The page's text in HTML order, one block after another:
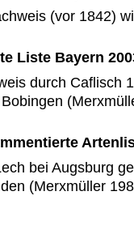
(vor 1842)
Liste Bayern
durch Caflisch
bei Augsburg
(Merxmüller